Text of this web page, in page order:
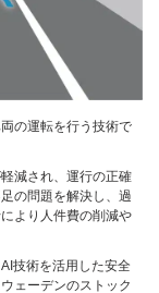
の運転を行う技術で
減され、運行の正確
の問題を解決し、過
より人件費の削減や
技術を活用した安全
ェーデンのストック